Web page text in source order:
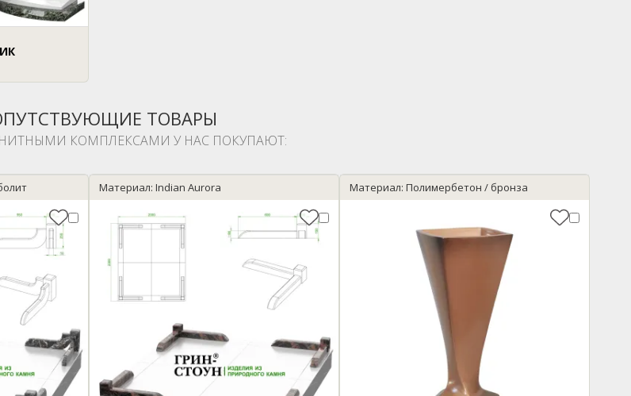
ТОВАРЫ
КОМПЛЕКСАМИ У НАС ПОКУПАЮТ:
Материал: Indian Aurora Материал: Полимербетон / бронза